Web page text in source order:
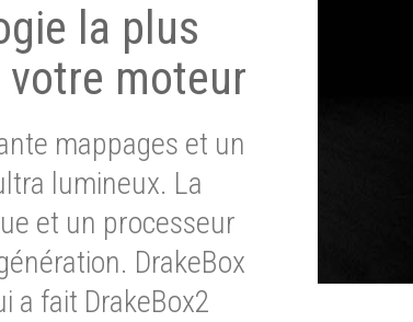
la plus
votre moteur
mappages et un
lumineux. La
et un processeur
DrakeBox
a fait DrakeBox2